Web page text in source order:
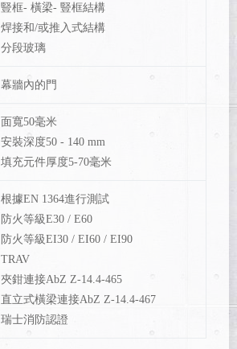
豎框- 橫梁- 豎框結構
焊接和/或推入式結構
分段玻璃
幕牆內的門
面寬50毫米
安裝深度50 - 140 mm
填充元件厚度5-70毫米
根據EN 1364進行測試
防火等級E30 / E60
防火等級EI30 / EI60 / EI90
TRAV
夾鉗連接AbZ Z-14.4-465
直立式橫梁連接AbZ Z-14.4-467
瑞士消防認證